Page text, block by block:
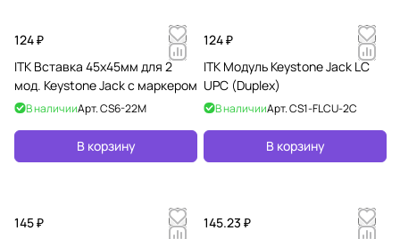
124 ₽
ITK Вставка 45х45мм для 2
мод. Keystone Jack с маркером
В наличииАрт.CS6-22M
В корзину
124 ₽
ITK Модуль Keystone Jack LC
UPC (Duplex)
В наличииАрт.CS1-FLCU-2C
В корзину
145 ₽
145.23 ₽